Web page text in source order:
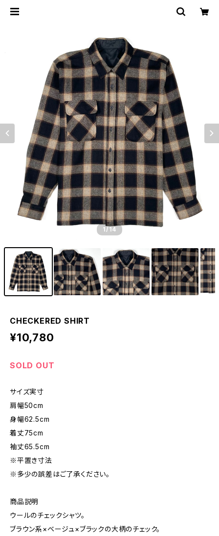
1/14
CHECKERED SHIRT
¥10,780
SOLD OUT
サイズ実寸
肩幅50cm
身幅62.5cm
着丈75cm
袖丈65.5cm
※平置き寸法
※多少の誤差はご了承ください。
商品説明
ウールのチェックシャツ。
ブラウン系×ベージュ×ブラックの大柄のチェック。